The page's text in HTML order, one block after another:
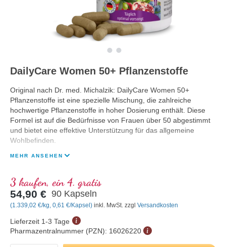
DailyCare Women 50+ Pflanzenstoffe
Original nach Dr. med. Michalzik: DailyCare Women 50+
Pflanzenstoffe ist eine spezielle Mischung, die zahlreiche
hochwertige Pflanzenstoffe in hoher Dosierung enthält. Diese
Formel ist auf die Bedürfnisse von Frauen über 50 abgestimmt
und bietet eine effektive Unterstützung für das allgemeine
Wohlbefinden.
MEHR ANSEHEN
3 kaufen, ein 4. gratis
54,90 € 90 Kapseln
(1.339,02 €/kg, 0,61 €/Kapsel) inkl. MwSt. zzgl Versandkosten
Lieferzeit 1-3 Tage
Pharmazentralnummer (PZN): 16026220